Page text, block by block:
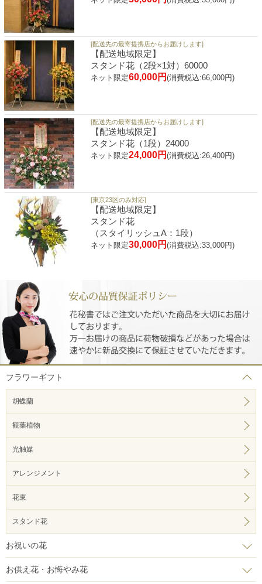
[配送先の最寄提携店からお届けします]
【配送地域限定】
スタンド花（2段×1対）60000
ネット限定60,000円 (消費税込:66,000円)
[配送先の最寄提携店からお届けします]
【配送地域限定】
スタンド花（1段）24000
ネット限定24,000円 (消費税込:26,400円)
[東京23区のみ対応]
【配送地域限定】
スタンド花
（スタイリッシュA：1段）
ネット限定30,000円 (消費税込:33,000円)
フラワーギフト
胡蝶蘭
観葉植物
光触媒
アレンジメント
花束
スタンド花
お祝いの花
お供え花・お悔やみ花